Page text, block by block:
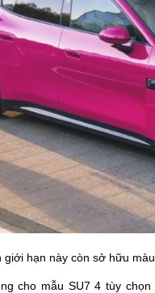
hạn này còn sở hữu
cho mẫu SU7 4 tùy